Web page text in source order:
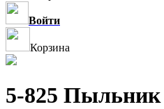
Войти
Корзина
5-825 Пыльник